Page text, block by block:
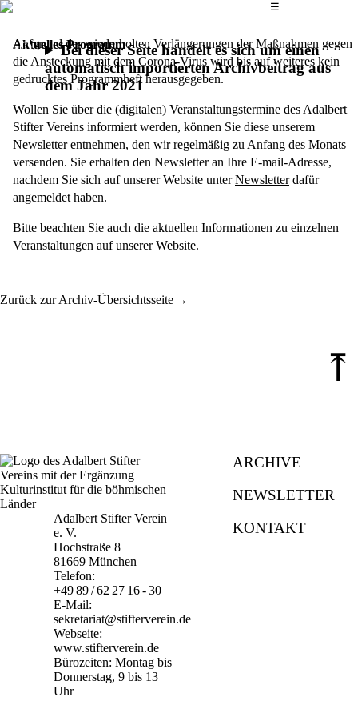
Das
☰
Bei dieser Seite handelt es sich um einen
automatisch importierten Archivbeitrag aus
dem Jahr 2021
Aktuelles Programm
Aufgrund der wiederholten Verlängerungen der Maßnahmen gegen
die Ansteckung mit dem Corona-Virus wird bis auf weiteres kein
gedrucktes Programmheft herausgegeben.
Wollen Sie über die (digitalen) Veranstaltungstermine des Adalbert
Stifter Vereins informiert werden, können Sie diese unserem
Newsletter entnehmen, den wir regelmäßig zu Anfang des Monats
versenden. Sie erhalten den Newsletter an Ihre E-mail-Adresse,
nachdem Sie sich auf unserer Website unterNewsletterdafür
angemeldet haben.
Bitte beachten Sie auch die aktuellen Informationen zu einzelnen
Veranstaltungen auf unserer Website.
Zurück zur Archiv-Übersichtsseite
⤒
Adalbert Stifter Verein
e. V.
Hochstraße 8
81669 München
Telefon:
+49 89 / 62 27 16 - 30
E-Mail:
sekretariat@stifterverein.de
Webseite:
www.stifterverein.de
Bürozeiten: Montag bis
Donnerstag, 9 bis 13
Uhr
ARCHIVE
NEWSLETTER
KONTAKT